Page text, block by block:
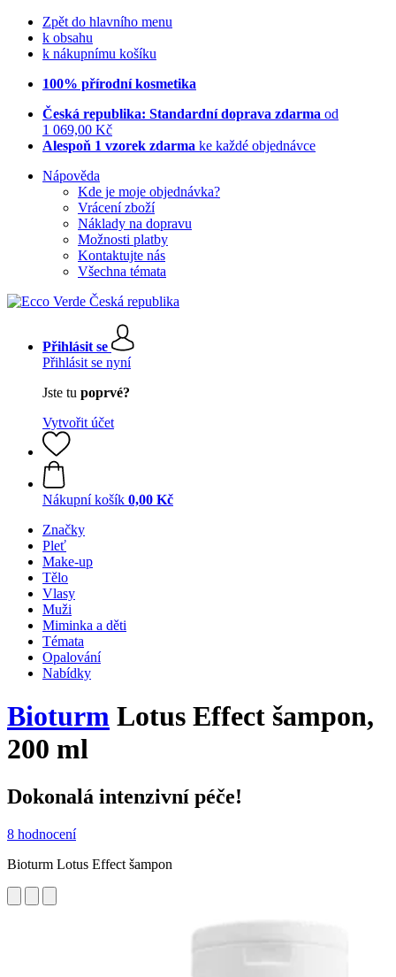
Zpět do hlavního menu
k obsahu
k nákupnímu košíku
100% přírodní kosmetika
Česká republika: Standardní doprava zdarma od
1 069,00 Kč
Alespoň 1 vzorek zdarma ke každé objednávce
Nápověda
Kde je moje objednávka?
Vrácení zboží
Náklady na dopravu
Možnosti platby
Kontaktujte nás
Všechna témata
Přihlásit se
Přihlásit se nyní
Jste tu poprvé?
Vytvořit účet
Nákupní košík 0,00 Kč
Značky
Pleť
Make-up
Tělo
Vlasy
Muži
Miminka a děti
Témata
Opalování
Nabídky
Bioturm Lotus Effect šampon,
200 ml
Dokonalá intenzivní péče!
8 hodnocení
Bioturm Lotus Effect šampon